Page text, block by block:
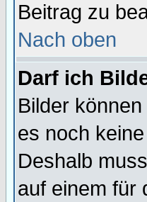
Beitrag zu
Nach oben
Darf ich
Bilder
es noch
Deshalb
auf einem für